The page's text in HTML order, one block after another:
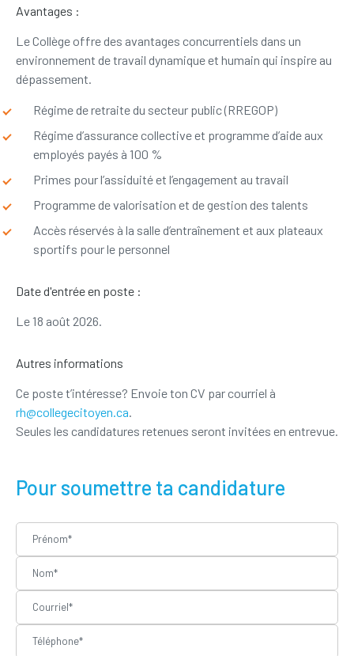
Avantages :
Le Collège offre des avantages concurrentiels dans un
environnement de travail dynamique et humain qui inspire au
dépassement.
Régime de retraite du secteur public (RREGOP)
Régime d’assurance collective et programme d’aide aux
employés payés à 100 %
Primes pour l’assiduité et l’engagement au travail
Programme de valorisation et de gestion des talents
Accès réservés à la salle d’entraînement et aux plateaux
sportifs pour le personnel
Date d'entrée en poste :
Le 18 août 2026.
Autres informations
Ce poste t’intéresse? Envoie ton CV par courriel à
rh@collegecitoyen.ca.
Seules les candidatures retenues seront invitées en entrevue.
Pour soumettre ta candidature